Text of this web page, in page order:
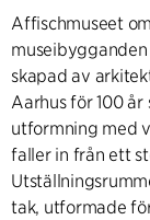
Affischmuseet
skapad av
Aarhus för 100
utformning med
faller in från ett
tak, utformade